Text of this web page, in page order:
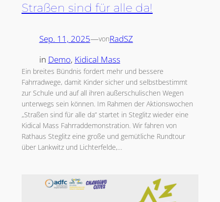
Straßen sind für alle da!
Sep. 11, 2025—vonRadSZ
in Demo, Kidical Mass
Ein breites Bündnis fordert mehr und bessere
Fahrradwege, damit Kinder sicher und selbstbestimmt
zur Schule und auf all ihren außerschulischen Wegen
unterwegs sein können. Im Rahmen der Aktionswochen
„Straßen sind für alle da“ startet in Steglitz wieder eine
Kidical Mass Fahrraddemonstration. Wir fahren von
Rathaus Steglitz eine große und gemütliche Rundtour
über Lankwitz und Lichterfelde,…